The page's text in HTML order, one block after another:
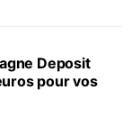
Deposit
pour vos